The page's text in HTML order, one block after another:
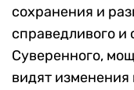
сохранения и
справедливого и
Суверенного,
видят изменения